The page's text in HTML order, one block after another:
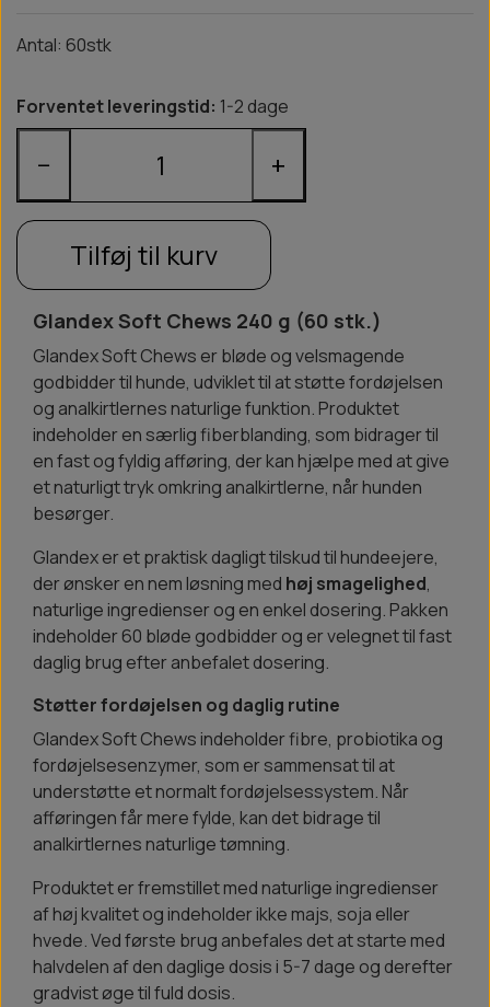
Antal: 60stk
Forventet leveringstid: 1-2 dage
− +
Tilføj til kurv
Glandex Soft Chews 240 g (60 stk.)
Glandex Soft Chews er bløde og velsmagende
godbidder til hunde, udviklet til at støtte fordøjelsen
og analkirtlernes naturlige funktion. Produktet
indeholder en særlig fiberblanding, som bidrager til
en fast og fyldig afføring, der kan hjælpe med at give
et naturligt tryk omkring analkirtlerne, når hunden
besørger.
Glandex er et praktisk dagligt tilskud til hundeejere,
der ønsker en nem løsning med høj smagelighed,
naturlige ingredienser og en enkel dosering. Pakken
indeholder 60 bløde godbidder og er velegnet til fast
daglig brug efter anbefalet dosering.
Støtter fordøjelsen og daglig rutine
Glandex Soft Chews indeholder fibre, probiotika og
fordøjelsesenzymer, som er sammensat til at
understøtte et normalt fordøjelsessystem. Når
afføringen får mere fylde, kan det bidrage til
analkirtlernes naturlige tømning.
Produktet er fremstillet med naturlige ingredienser
af høj kvalitet og indeholder ikke majs, soja eller
hvede. Ved første brug anbefales det at starte med
halvdelen af den daglige dosis i 5-7 dage og derefter
gradvist øge til fuld dosis.